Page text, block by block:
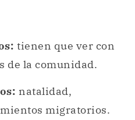
tienen que ver con
de la comunidad.
natalidad,
migratorios.